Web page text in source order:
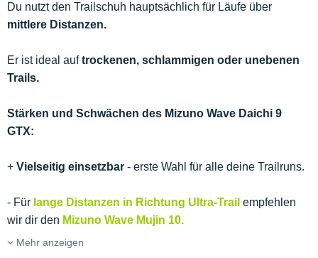
Du nutzt den Trailschuh hauptsächlich für Läufe über
mittlere Distanzen.
Er ist ideal auftrockenen, schlammigen oder unebenen
Trails.
Stärken und Schwächen des Mizuno Wave Daichi 9
GTX:
+ Vielseitig einsetzbar - erste Wahl für alle deine Trailruns.
- Für lange Distanzen in Richtung Ultra-Trail empfehlen
wir dir den Mizuno Wave Mujin 10.
Mehr anzeigen